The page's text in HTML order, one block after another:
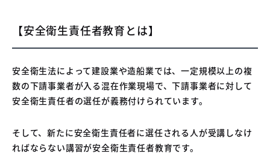
【安全衛生責任者教育とは】
安全衛生法によって建設業や造船業では、一定規模以上の複
数の下請事業者が入る混在作業現場で、下請事業者に対して
安全衛生責任者の選任が義務付けられています。
そして、新たに安全衛生責任者に選任される人が受講しなけ
ればならない講習が安全衛生責任者教育です。